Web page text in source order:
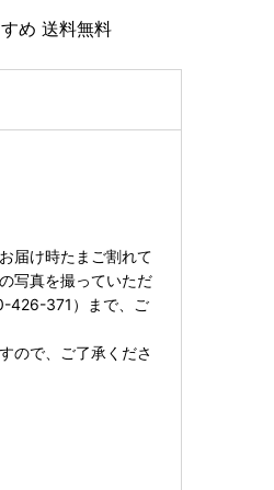
め 送料無料
届け時たまご割れて
写真を撮っていただ
426-371）まで、ご
ので、ご了承くださ